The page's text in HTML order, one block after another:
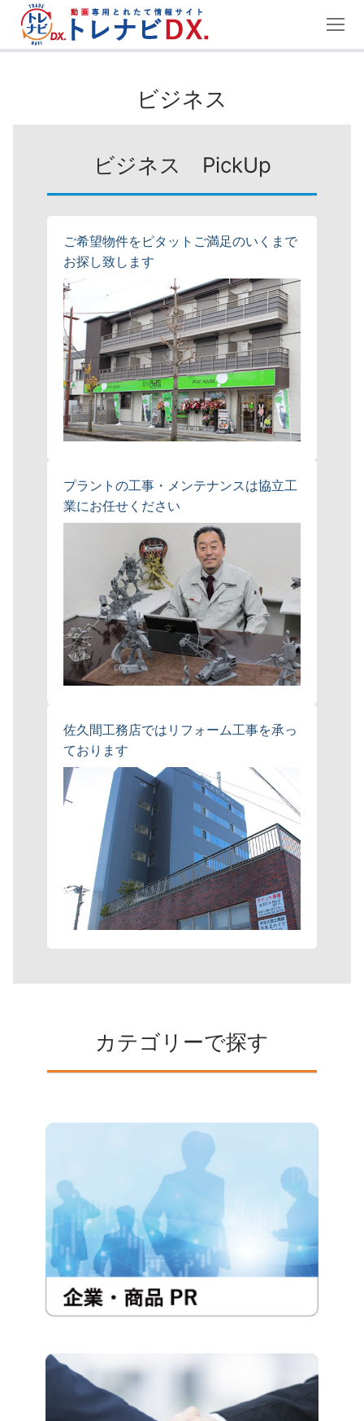
テ
ビジネス
ビジネス PickUp
ご希望物件をピタットご満足のいくまで
お探し致します
プラントの工事・メンテナンスは協立工
業にお任せください
佐久間工務店ではリフォーム工事を承っ
ております
カテゴリーで探す